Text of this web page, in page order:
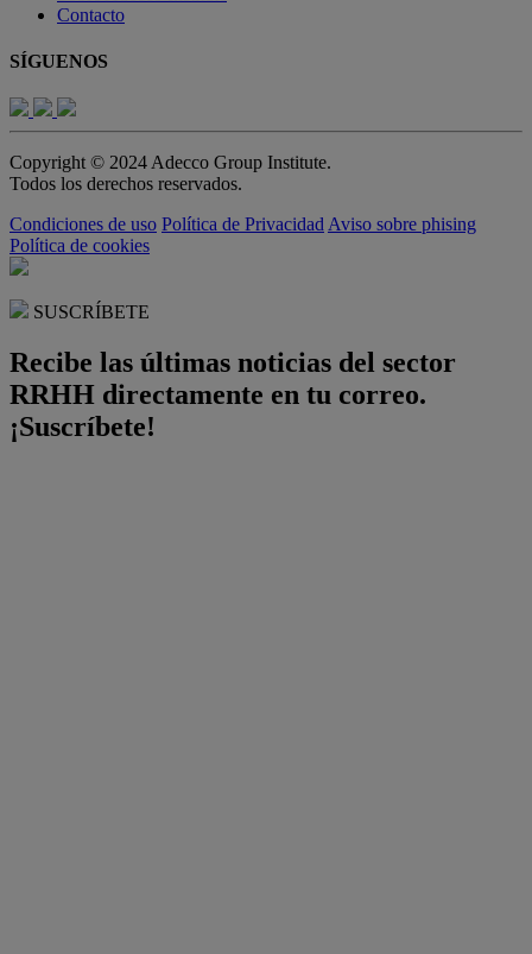
Contacto
SÍGUENOS
Copyright © 2024 Adecco Group Institute.
Todos los derechos reservados.
Condiciones de uso Política de Privacidad Aviso sobre phising
Política de cookies
SUSCRÍBETE
Recibe las últimas noticias del sector
RRHH directamente en tu correo.
¡Suscríbete!